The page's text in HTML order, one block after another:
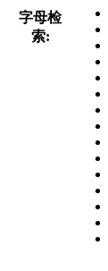
字母检
索: